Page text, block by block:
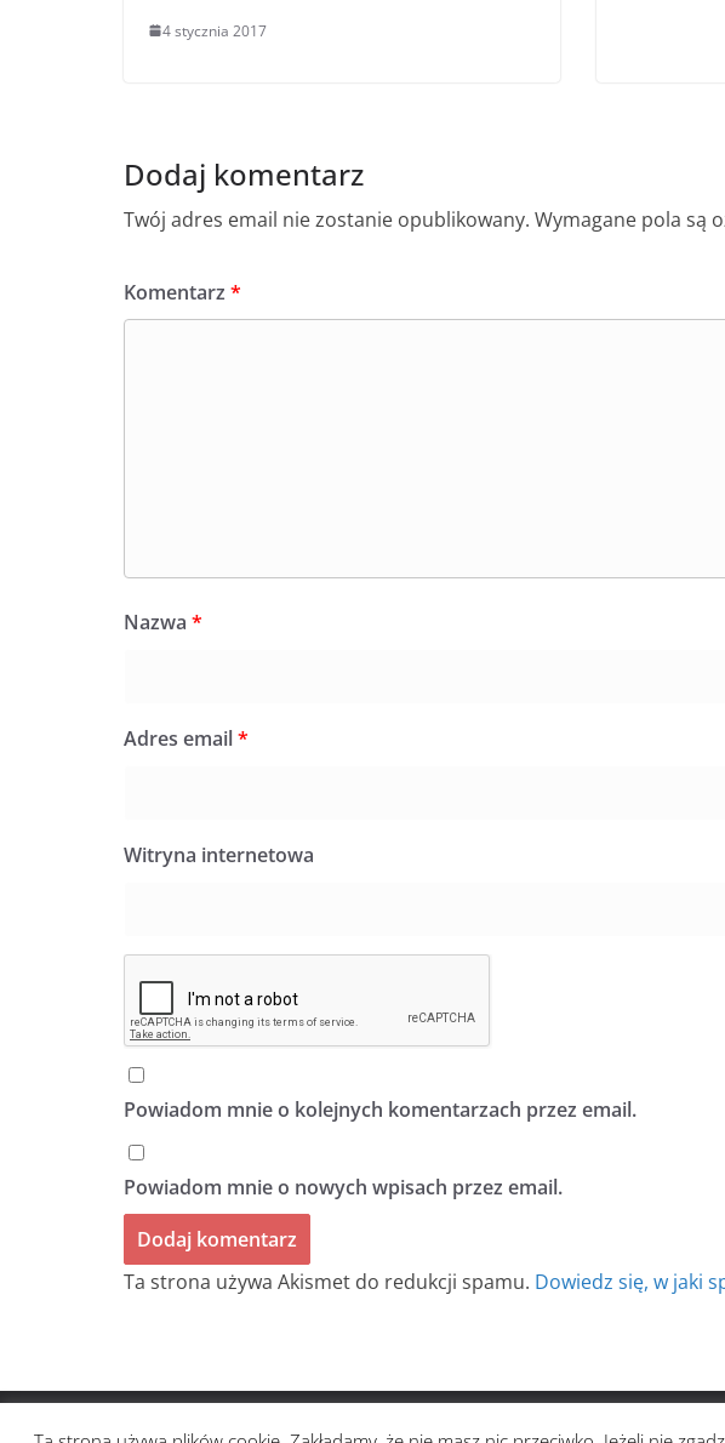
4 stycznia 2017
Dodaj komentarz
Twój adres email nie zostanie opublikowany. Wymagane pola są
Komentarz *
Nazwa *
Adres email*
Witryna internetowa
Powiadom mnie o kolejnych komentarzach przez email.
Powiadom mnie o nowych wpisach przez email.
Ta strona używa Akismet do redukcji spamu. Dowiedz się, w jaki
Prawa autorskie © 2026BIULETYN BEZ TYTUŁU. Wszystkie prawa